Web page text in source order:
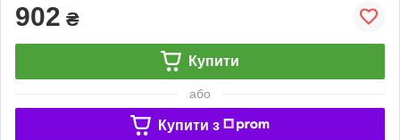
902 ₴
Купити
або
Купити з